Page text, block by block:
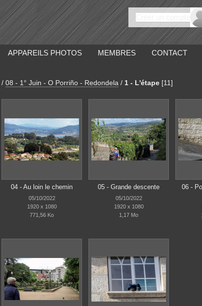
APPAREILS PHOTOS MEMBRES CONTACT
/ 08 - 1° Juin - O Porriño - Redondela / 1 - L'étape [11]
04 - Au loin le chemin
05/10/2022
1920 x 1080
771,56 Ko
05 - Grande descente
05/10/2022
1920 x 1080
1,17 Mo
06 -